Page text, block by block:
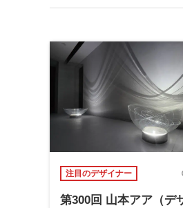
注目のデザイナー
第300回 山本アア（デ